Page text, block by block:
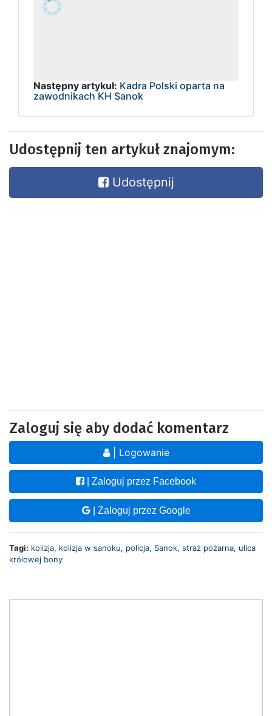
Następny artykuł: Kadra Polski oparta na
zawodnikach KH Sanok
Udostępnij ten artykuł znajomym:
Udostępnij
Zaloguj się aby dodać komentarz
| Logowanie
| Zaloguj przez Facebook
| Zaloguj przez Google
Tagi: kolizja, kolizja w sanoku, policja, Sanok, straż pożarna, ulica
królowej bony